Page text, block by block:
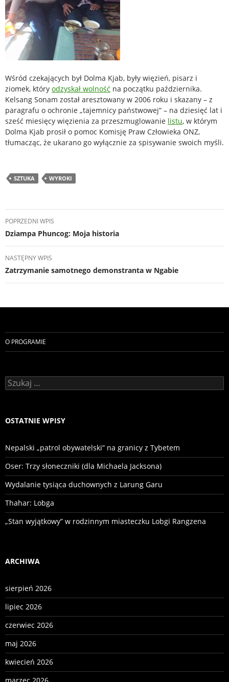
Wśród czekających był Dolma Kjab, były więzień, pisarz i
ziomek, który odzyskał wolność na początku października.
Kelsang Sonam został aresztowany w 2006 roku i skazany – z
paragrafu o ochronie „tajemnicy państwowej” – na dziesięć lat i
sześć miesięcy więzienia za przeszmuglowanie listu, w którym
Dolma Kjab prosił o pomoc Komisję Praw Człowieka ONZ,
tłumacząc, że ukarano go wyłącznie za spisywanie swoich myśli.
SZTUKA WYROKI
Nawigacja
wpisu
POPRZEDNI WPIS
Dziampa Phuncog: Moja historia
NASTĘPNY WPIS
Zatrzymanie samotnego demonstranta w Ngabie
O PROGRAMIE
Szukaj:
OSTATNIE WPISY
Nepalski „patrol obywatelski” na granicy z Tybetem
Oser: Trzy słoneczniki (dla Michaela Jacksona)
Wydalanie tysiąca duchownych z Larung Garu
Thahar: Lobga
„Stan wyjątkowy” w rodzinnym miasteczku Lobgi Rangzena
ARCHIWA
sierpień 2026
lipiec 2026
czerwiec 2026
maj 2026
kwiecień 2026